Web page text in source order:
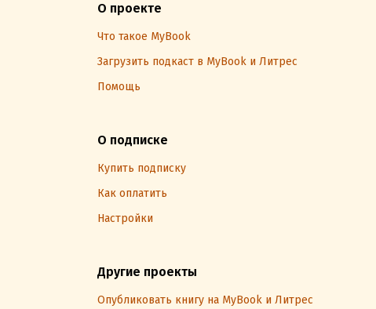
О проекте
Что такое MyBook
Загрузить подкаст в MyBook и Литрес
Помощь
О подписке
Купить подписку
Как оплатить
Настройки
Другие проекты
Опубликовать книгу на MyBook и Литрес